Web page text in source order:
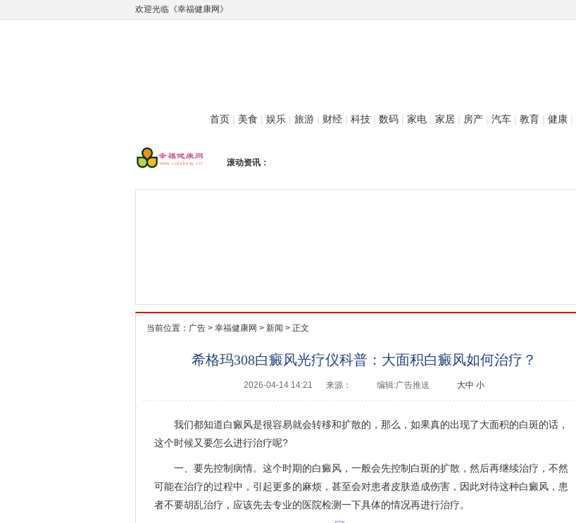
欢迎光临《幸福健康网》
首页 | 美食 | 娱乐 | 旅游 | 财经 | 科技 | 数码 | 家电 | 家居 | 房产 | 汽车 | 教育 | 健康 |
滚动资讯：
当前位置： 广告 > 幸福健康网 > 新闻 > 正文
希格玛308白癜风光疗仪科普：大面积白癜风如何治疗？
2026-04-14 14:21 来源： 编辑:广告推送 大中 小
我们都知道白癜风是很容易就会转移和扩散的，那么，如果真的出现了大面积的白斑的话，
这个时候又要怎么进行治疗呢?
一、要先控制病情。这个时期的白癜风，一般会先控制白斑的扩散，然后再继续治疗，不然
可能在治疗的过程中，引起更多的麻烦，甚至会对患者皮肤造成伤害，因此对待这种白癜风，患
者不要胡乱治疗，应该先去专业的医院检测一下具体的情况再进行治疗。